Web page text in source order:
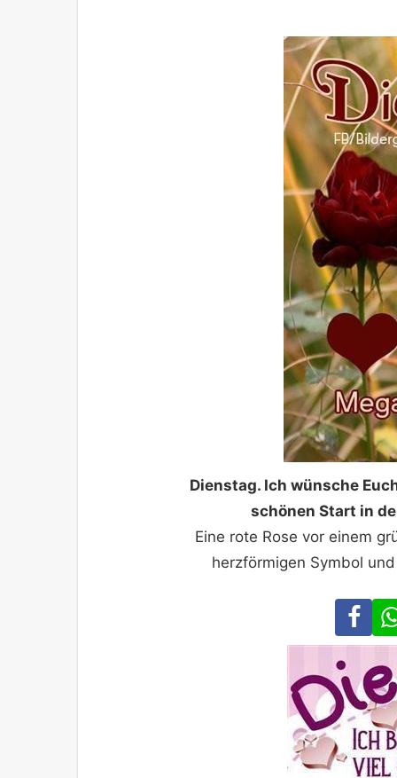
Dienstag. Ich wünsche
schönen Start in
Eine rote Rose vor einem
herzförmigen Symbol